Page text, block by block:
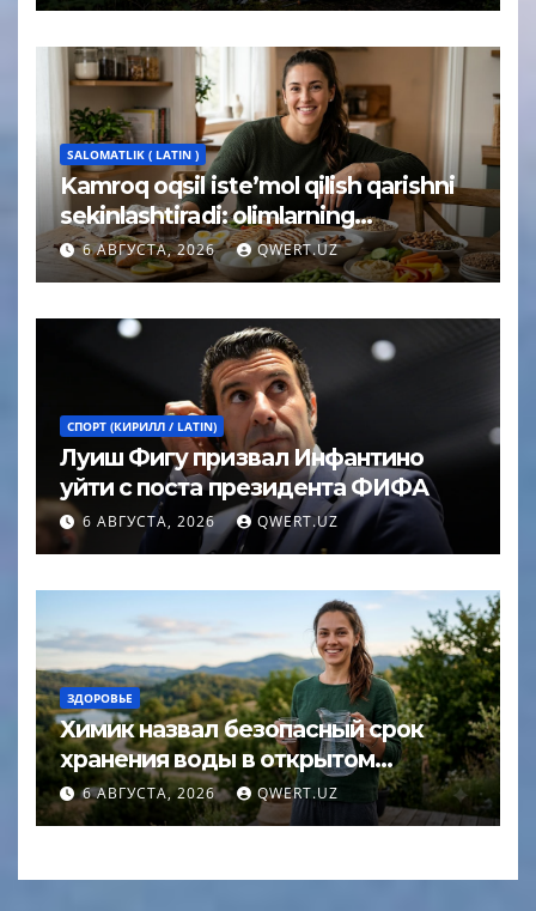
SALOMATLIK ( LATIN )
Kamroq oqsil iste’mol qilish qarishni
sekinlashtiradi: olimlarning
kutilmagan xulosasi
6 АВГУСТА, 2026 QWERT.UZ
СПОРТ (КИРИЛЛ / LATIN)
Луиш Фигу призвал Инфантино
уйти с поста президента ФИФА
6 АВГУСТА, 2026 QWERT.UZ
ЗДОРОВЬЕ
Химик назвал безопасный срок
хранения воды в открытом
кувшине
6 АВГУСТА, 2026 QWERT.UZ